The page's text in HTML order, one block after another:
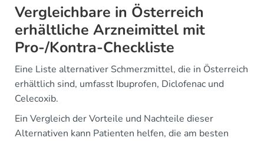
Vergleichbare in Österreich
erhältliche Arzneimittel mit
Pro-/Kontra-Checkliste
Eine Liste alternativer Schmerzmittel, die in Österreich
erhältlich sind, umfasst Ibuprofen, Diclofenac und
Celecoxib.
Ein Vergleich der Vorteile und Nachteile dieser
Alternativen kann Patienten helfen, die am besten